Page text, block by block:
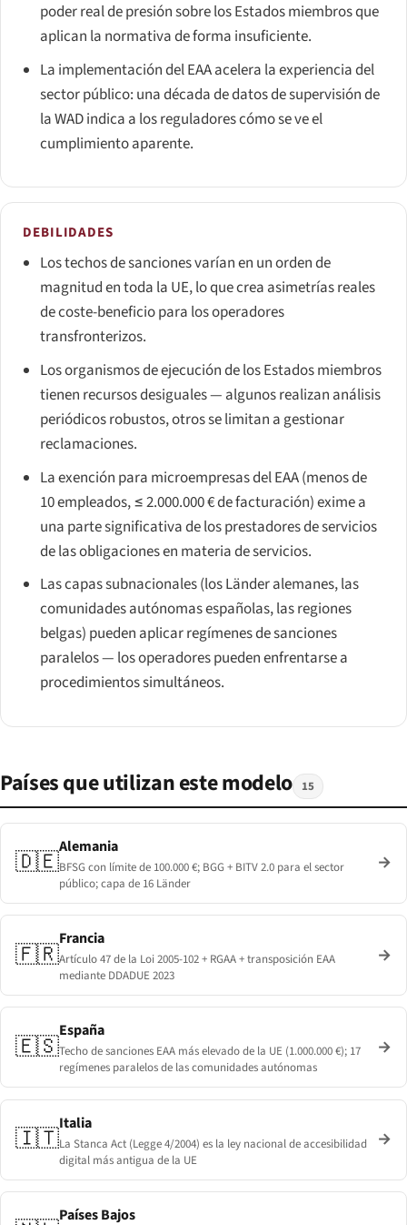
poder real de presión sobre los Estados miembros que
aplican la normativa de forma insuficiente.
La implementación del EAA acelera la experiencia del
sector público: una década de datos de supervisión de
la WAD indica a los reguladores cómo se ve el
cumplimiento aparente.
DEBILIDADES
Los techos de sanciones varían en un orden de
magnitud en toda la UE, lo que crea asimetrías reales
de coste-beneficio para los operadores
transfronterizos.
Los organismos de ejecución de los Estados miembros
tienen recursos desiguales — algunos realizan análisis
periódicos robustos, otros se limitan a gestionar
reclamaciones.
La exención para microempresas del EAA (menos de
10 empleados, ≤ 2.000.000 € de facturación) exime a
una parte significativa de los prestadores de servicios
de las obligaciones en materia de servicios.
Las capas subnacionales (los Länder alemanes, las
comunidades autónomas españolas, las regiones
belgas) pueden aplicar regímenes de sanciones
paralelos — los operadores pueden enfrentarse a
procedimientos simultáneos.
Países que utilizan este modelo 15
🇩🇪
Alemania
BFSG con límite de 100.000 €; BGG + BITV 2.0 para el sector
público; capa de 16 Länder
→
🇫🇷
Francia
Artículo 47 de la Loi 2005-102 + RGAA + transposición EAA
mediante DDADUE 2023
→
🇪🇸
España
Techo de sanciones EAA más elevado de la UE (1.000.000 €); 17
regímenes paralelos de las comunidades autónomas
→
🇮🇹
Italia
La Stanca Act (Legge 4/2004) es la ley nacional de accesibilidad
digital más antigua de la UE
→
Países Bajos